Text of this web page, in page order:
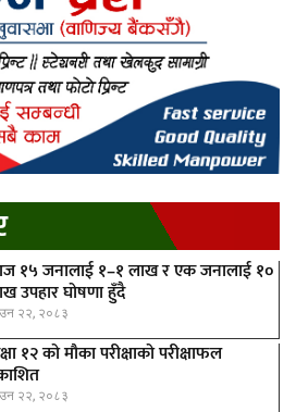
१५ जनालाई १–१ लाख र एक जनालाई १०
उपहार घोषणा हुँदै
२२, २०८३
१२ को मौका परीक्षाको परीक्षाफल
२२, २०८३